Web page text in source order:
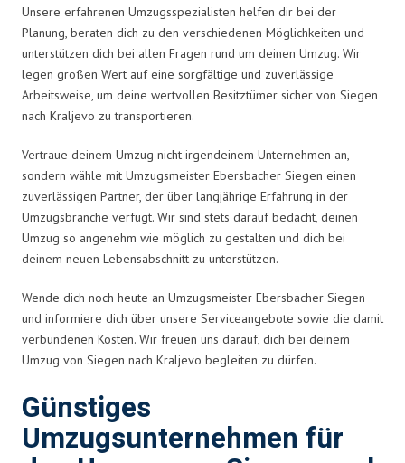
Unsere erfahrenen Umzugsspezialisten helfen dir bei der
Planung, beraten dich zu den verschiedenen Möglichkeiten und
unterstützen dich bei allen Fragen rund um deinen Umzug. Wir
legen großen Wert auf eine sorgfältige und zuverlässige
Arbeitsweise, um deine wertvollen Besitztümer sicher von Siegen
nach Kraljevo zu transportieren.
Vertraue deinem Umzug nicht irgendeinem Unternehmen an,
sondern wähle mit Umzugsmeister Ebersbacher Siegen einen
zuverlässigen Partner, der über langjährige Erfahrung in der
Umzugsbranche verfügt. Wir sind stets darauf bedacht, deinen
Umzug so angenehm wie möglich zu gestalten und dich bei
deinem neuen Lebensabschnitt zu unterstützen.
Wende dich noch heute an Umzugsmeister Ebersbacher Siegen
und informiere dich über unsere Serviceangebote sowie die damit
verbundenen Kosten. Wir freuen uns darauf, dich bei deinem
Umzug von Siegen nach Kraljevo begleiten zu dürfen.
Günstiges
Umzugsunternehmen für